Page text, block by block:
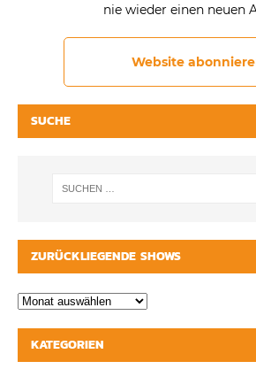
nie wieder einen neuen
Website
SUCHE
ZURÜCKLIEGENDE SHOWS
KATEGORIEN